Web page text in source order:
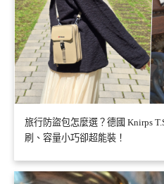
旅行防盜包怎麼選？德國 Knirps
刷、容量小巧卻超能裝！